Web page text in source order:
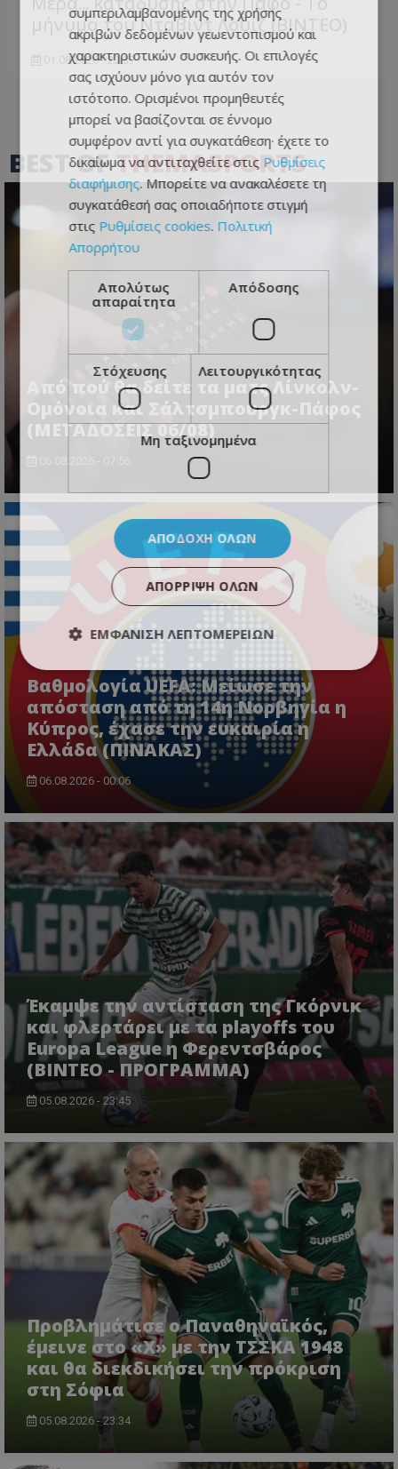
μήνυμα του Νταβίντ Λουίζ (ΒΙΝΤΕΟ)
01.08.2026 - 23:37
BEST OFTHEMASPORTS
Από πού θα δείτε τα ματς Λίνκολν-
Ομόνοια και Σάλτσμπουργκ-Πάφος
(ΜΕΤΑΔΟΣΕΙΣ 06/08)
Βαθμολογία UEFA: Μείωσε την
απόσταση από τη 14η Νορβηγία η
Κύπρος, έχασε την ευκαιρία η
Ελλάδα (ΠΙΝΑΚΑΣ)
06.08.2026 - 00:06
Έκαμψε την αντίσταση της Γκόρνικ
και φλερτάρει με τα playoffs του
Europa League η Φερεντσβάρος
(ΒΙΝΤΕΟ - ΠΡΟΓΡΑΜΜΑ)
05.08.2026 - 23:45
Προβλημάτισε ο Παναθηναϊκός,
έμεινε στο «Χ» με την ΤΣΣΚΑ 1948
και θα διεκδικήσει την πρόκριση
στη Σόφια
05.08.2026 - 23:34
συμπεριλαμβανομένης της χρήσης
ακριβών δεδομένων γεωεντοπισμού και
χαρακτηριστικών συσκευής. Οι επιλογές
σας ισχύουν μόνο για αυτόν τον
ιστότοπο. Ορισμένοι προμηθευτές
μπορεί να βασίζονται σε έννομο
συμφέρον αντί για συγκατάθεση· έχετε το
δικαίωμα να αντιταχθείτε στις Ρυθμίσεις
διαφήμισης. Μπορείτε να ανακαλέσετε τη
συγκατάθεσή σας οποιαδήποτε στιγμή
στις Ρυθμίσεις cookies. Πολιτική
Απορρήτου
Απολύτως
απαραίτητα
Απόδοσης
Στόχευσης Λειτουργικότητας
Μη ταξινομημένα
ΑΠΟΔΟΧΉ ΌΛΩΝ
ΑΠΌΡΡΙΨΗ ΌΛΩΝ
ΕΜΦΆΝΙΣΗ ΛΕΠΤΟΜΕΡΕΙΏΝ